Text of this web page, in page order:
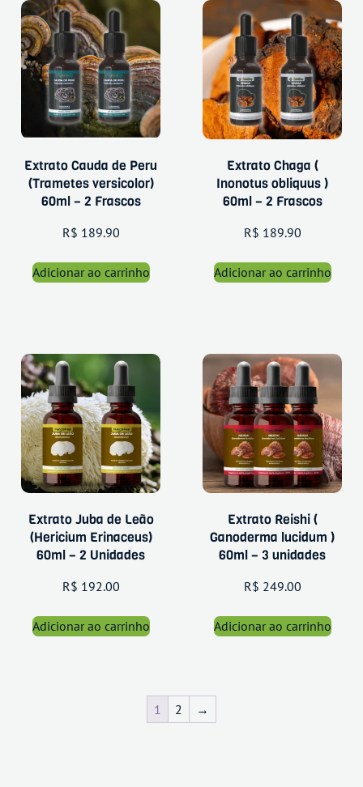
Extrato Cauda de Peru
(Trametes versicolor)
60ml – 2 Frascos
R$ 189.90
Adicionar ao carrinho
Extrato Chaga (
Inonotus obliquus )
60ml – 2 Frascos
R$ 189.90
Adicionar ao carrinho
Extrato Juba de Leão
(Hericium Erinaceus)
60ml – 2 Unidades
R$ 192.00
Adicionar ao carrinho
Extrato Reishi (
Ganoderma lucidum )
60ml – 3 unidades
R$ 249.00
Adicionar ao carrinho
1 2 →